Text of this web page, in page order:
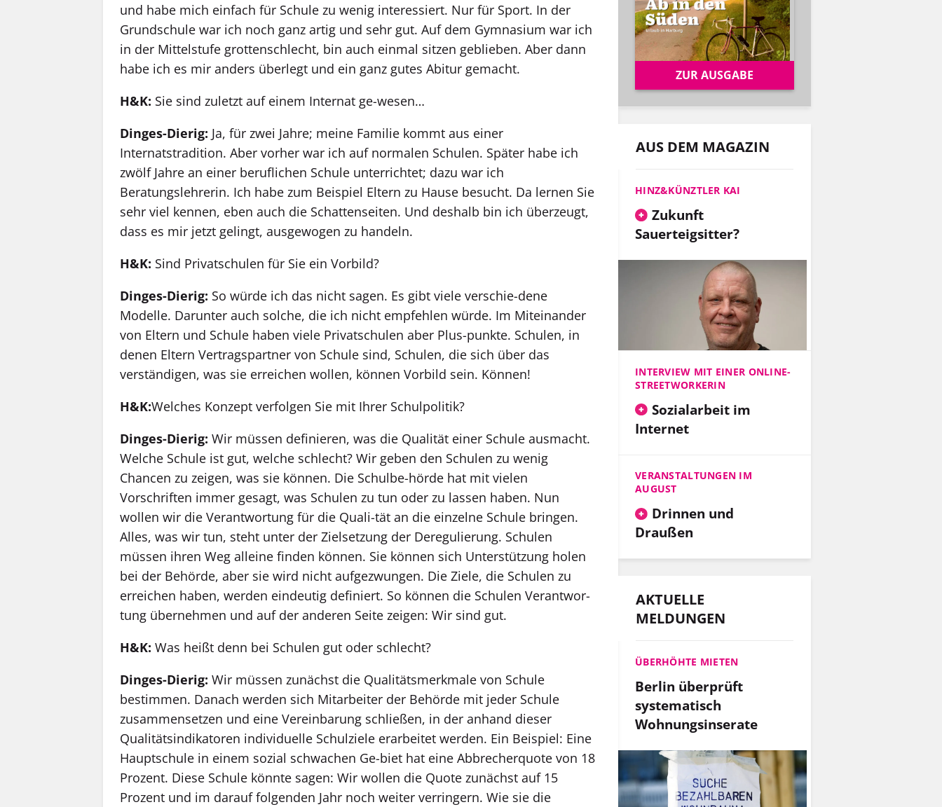
und habe mich einfach für Schule zu wenig interessiert. Nur für Sport. In der
Grundschule war ich noch ganz artig und sehr gut. Auf dem Gymnasium war ich
in der Mittelstufe grottenschlecht, bin auch einmal sitzen geblieben. Aber dann
habe ich es mir anders überlegt und ein ganz gutes Abitur gemacht.
H&K: Sie sind zuletzt auf einem Internat ge-wesen…
Dinges-Dierig: Ja, für zwei Jahre; meine Familie kommt aus einer
Internatstradition. Aber vorher war ich auf normalen Schulen. Später habe ich
zwölf Jahre an einer beruflichen Schule unterrichtet; dazu war ich
Beratungslehrerin. Ich habe zum Beispiel Eltern zu Hause besucht. Da lernen Sie
sehr viel kennen, eben auch die Schattenseiten. Und deshalb bin ich überzeugt,
dass es mir jetzt gelingt, ausgewogen zu handeln.
H&K: Sind Privatschulen für Sie ein Vorbild?
Dinges-Dierig: So würde ich das nicht sagen. Es gibt viele verschie-dene
Modelle. Darunter auch solche, die ich nicht empfehlen würde. Im Miteinander
von Eltern und Schule haben viele Privatschulen aber Plus-punkte. Schulen, in
denen Eltern Vertragspartner von Schule sind, Schulen, die sich über das
verständigen, was sie erreichen wollen, können Vorbild sein. Können!
H&K:Welches Konzept verfolgen Sie mit Ihrer Schulpolitik?
Dinges-Dierig: Wir müssen definieren, was die Qualität einer Schule ausmacht.
Welche Schule ist gut, welche schlecht? Wir geben den Schulen zu wenig
Chancen zu zeigen, was sie können. Die Schulbe-hörde hat mit vielen
Vorschriften immer gesagt, was Schulen zu tun oder zu lassen haben. Nun
wollen wir die Verantwortung für die Quali-tät an die einzelne Schule bringen.
Alles, was wir tun, steht unter der Zielsetzung der Deregulierung. Schulen
müssen ihren Weg alleine finden können. Sie können sich Unterstützung holen
bei der Behörde, aber sie wird nicht aufgezwungen. Die Ziele, die Schulen zu
erreichen haben, werden eindeutig definiert. So können die Schulen Verantwor-
tung übernehmen und auf der anderen Seite zeigen: Wir sind gut.
H&K: Was heißt denn bei Schulen gut oder schlecht?
Dinges-Dierig: Wir müssen zunächst die Qualitätsmerkmale von Schule
bestimmen. Danach werden sich Mitarbeiter der Behörde mit jeder Schule
zusammensetzen und eine Vereinbarung schließen, in der anhand dieser
Qualitätsindikatoren individuelle Schulziele erarbeitet werden. Ein Beispiel: Eine
Hauptschule in einem sozial schwachen Ge-biet hat eine Abbrecherquote von 18
Prozent. Diese Schule könnte sagen: Wir wollen die Quote zunächst auf 15
Prozent und im darauf folgenden Jahr noch weiter verringern. Wie sie die
ZUR AUSGABE
AUS DEM MAGAZIN
HINZ&KÜNZTLER KAI
Zukunft
Sauerteigsitter?
INTERVIEW MIT EINER ONLINE-
STREETWORKERIN
Sozialarbeit im
Internet
VERANSTALTUNGEN IM
AUGUST
Drinnen und
Draußen
AKTUELLE
MELDUNGEN
ÜBERHÖHTE MIETEN
Berlin überprüft
systematisch
Wohnungsinserate